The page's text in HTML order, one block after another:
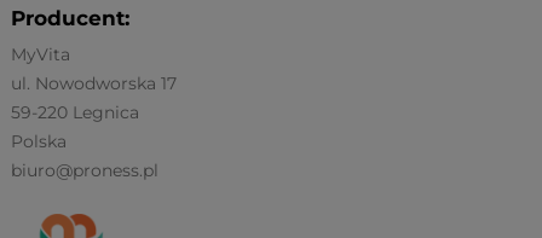
Producent:
MyVita
ul. Nowodworska 17
59-220 Legnica
Polska
biuro@proness.pl